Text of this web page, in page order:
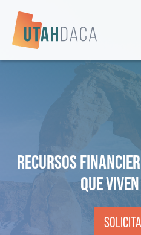
RECURSOS
QUE